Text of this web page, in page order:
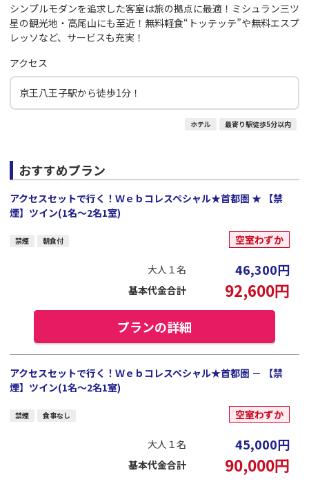
シンプルモダンを追求した客室は旅の拠点に最適！ミシュラン三ツ
星の観光地・高尾山にも至近！無料軽食“トッテッテ”や無料エスプ
レッソなど、サービスも充実！
アクセス
京王八王子駅から徒歩1分！
ホテル 最寄り駅徒歩5分以内
おすすめプラン
アクセスセットで行く！Ｗｅｂコレスペシャル★首都圏 ★ 【禁
煙】ツイン(1名～2名1室)
禁煙 朝食付 空室わずか
大人１名 46,300円
基本代金合計 92,600円
プランの詳細
アクセスセットで行く！Ｗｅｂコレスペシャル★首都圏 － 【禁
煙】ツイン(1名～2名1室)
禁煙 食事なし 空室わずか
大人１名 45,000円
基本代金合計 90,000円